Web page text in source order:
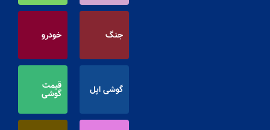
جنگ خودرو
گوشی اپل قیمت
گوشی